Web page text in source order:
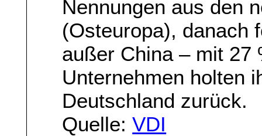
Nennungen aus den
(Osteuropa), danach
außer China – mit 27
Unternehmen holten
Deutschland zurück.
Quelle:VDI